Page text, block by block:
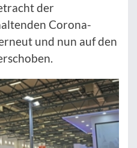
der
Corona-
und nun auf den